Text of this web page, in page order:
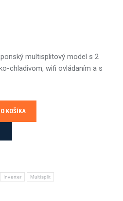
multisplitový model s 2
chladivom, wifi ovládaním a s
KOŠÍKA
Inverter Multisplit